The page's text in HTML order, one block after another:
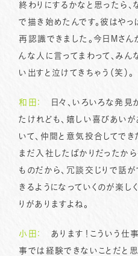
終わりにするかなと思ったら
で描き始めたんです。彼はやっ
再認識できました。今日Mさん
んな人に言ってまわって、み
い出すと泣けてきちゃう（笑）。
和田：
日々、いろいろな発見
たけれども、嬉しい喜びあい
いて、仲間と意気投合してで
まだ入社したばかりだったか
ものだから、冗談交じりで話が
きるようになっていくのが楽し
りがありますよね。
小田：
あります！こういう仕
事では経験できないことだと思